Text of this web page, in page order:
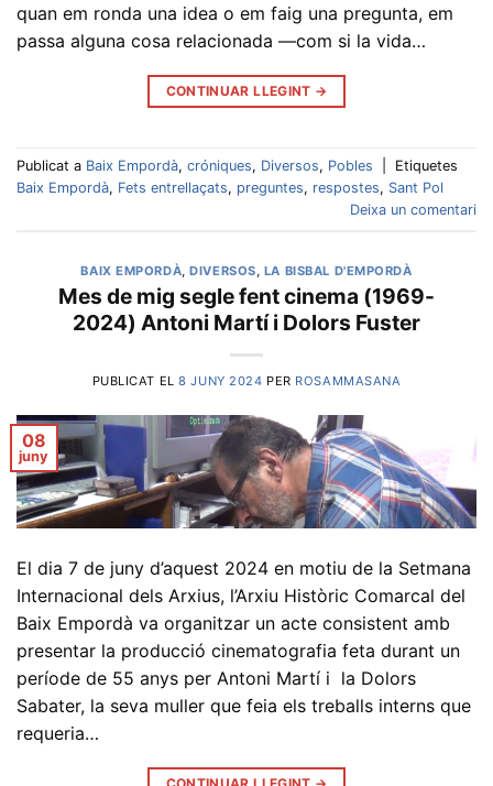
quan em ronda una idea o em faig una pregunta, em
passa alguna cosa relacionada —com si la vida…
CONTINUAR LLEGINT →
Publicat a Baix Empordà, cróniques, Diversos, Pobles
Etiquetes
Baix Empordà, Fets entrellaçats, preguntes, respostes, Sant Pol
Deixa un comentari
BAIX EMPORDÀ ,DIVERSOS LA BISBAL D'EMPORDÀ
Mes de mig segle fent cinema (1969-
2024) Antoni Martí i Dolors Fuster
PUBLICAT EL8 JUNY 2024 PER ROSAMMASANA
08
juny
El dia 7 de juny d’aquest 2024 en motiu de la Setmana
Internacional dels Arxius, l’Arxiu Històric Comarcal del
Baix Empordà va organitzar un acte consistent amb
presentar la producció cinematografia feta durant un
període de 55 anys per Antoni Martí i la Dolors
Sabater, la seva muller que feia els treballs interns que
requeria…